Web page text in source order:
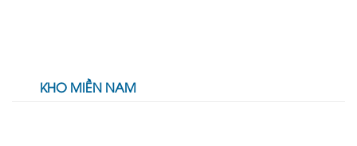
KHO MIỀN NAM